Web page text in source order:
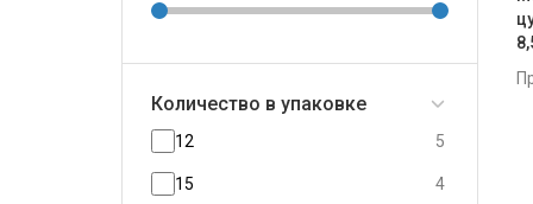
Количество в упаковке
12 5
15 4